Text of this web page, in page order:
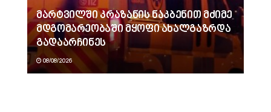
მარტვილში კრაზანის ნაკბენით მძიმე
მდგომარეობაში მყოფი ახალგაზრდა
გადაარჩინეს
08/08/2026